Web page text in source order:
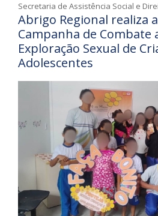
Secretaria de Assistência Social e
Abrigo Regional realiza
Campanha de Combate
Exploração Sexual de
Adolescentes